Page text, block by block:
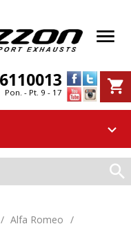
Pon. - Pt. 9 - 17
Alfa Romeo